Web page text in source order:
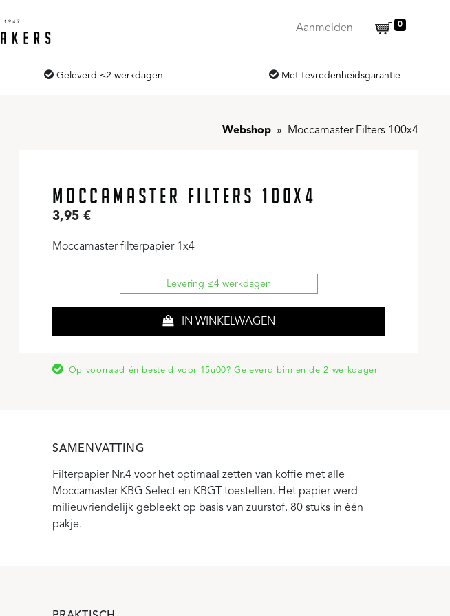
Aanmelden 0
Geleverd ≤2 werkdagen Met tevredenheidsgarantie
Webshop Moccamaster Filters 100x4
MOCCAMASTER FILTERS 100X4
3,95 €
Moccamaster filterpapier 1x4
Levering ≤4 werkdagen
IN WINKELWAGEN
Op voorraad én besteld voor 15u00? Geleverd binnen de 2 werkdagen
SAMENVATTING
Filterpapier Nr.4 voor het optimaal zetten van koffie met alle
Moccamaster KBG Select en KBGT toestellen. Het papier werd
milieuvriendelijk gebleekt op basis van zuurstof. 80 stuks in één
pakje.